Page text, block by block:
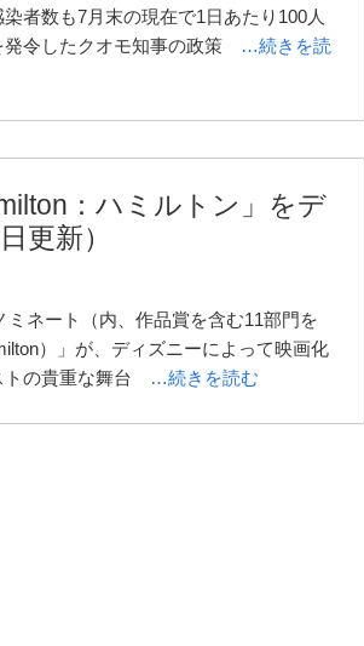
者数も7月末の現在で1日あたり100人
発令したクオモ知事の政策
…続きを読
：ハミルトン」をデ
更新）
ネート（内、作品賞を含む11部門を
）」が、ディズニーによって映画化
トの貴重な舞台
…続きを読む